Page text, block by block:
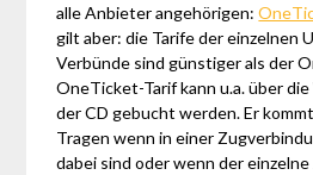
alle Anbieter angehörigen:
gilt aber: die Tarife der einzelnen
Verbünde sind günstiger als der
OneTicket-Tarif kann u.a. über
der CD gebucht werden. Er
Tragen wenn in einer
dabei sind oder wenn der